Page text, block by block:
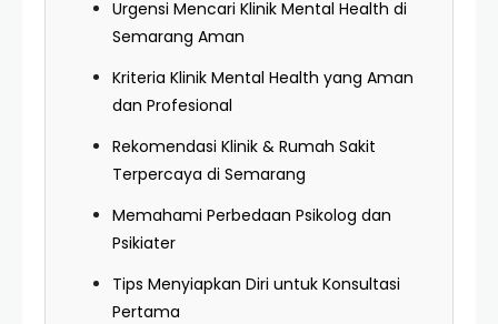
Urgensi Mencari Klinik Mental Health di
Semarang Aman
Kriteria Klinik Mental Health yang Aman
dan Profesional
Rekomendasi Klinik & Rumah Sakit
Terpercaya di Semarang
Memahami Perbedaan Psikolog dan
Psikiater
Tips Menyiapkan Diri untuk Konsultasi
Pertama